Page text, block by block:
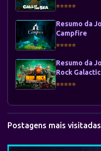
⭐⭐⭐⭐⭐
Resumo da
Campfire
⭐⭐⭐⭐⭐
Resumo da
Rock Galactic
⭐⭐⭐⭐⭐
Postagens mais visitadas